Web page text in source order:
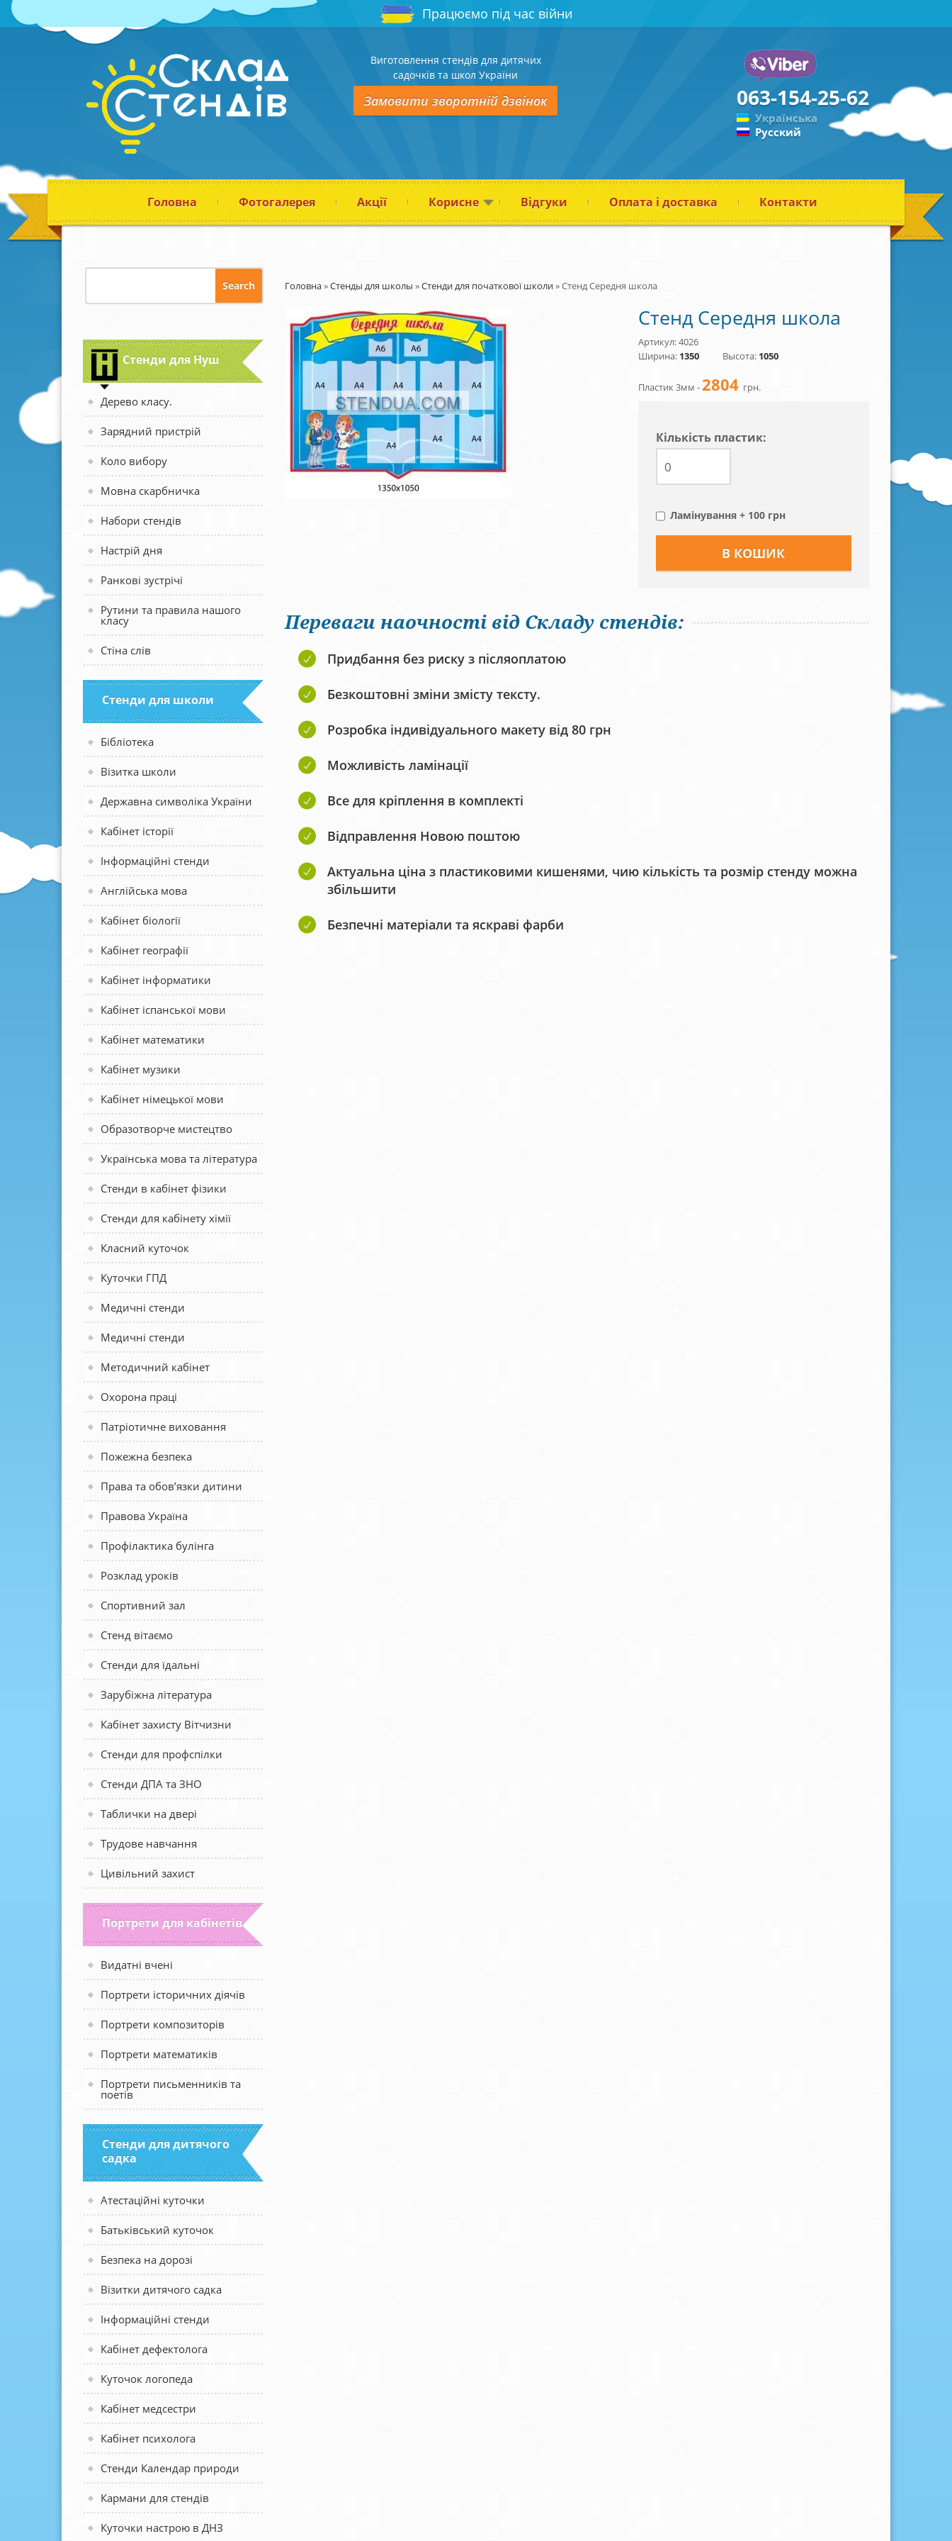
Працюємо під час війни
Виготовлення стендів для дитячих
садочків та школ України
Замовити зворотній дзвінок 063-154-25-62
Українська
Русский
Головна Фотогалерея Акції Корисне Відгуки Оплата і доставка Контакти
Стенди для Нуш
Дерево класу.
Зарядний пристрій
Коло вибору
Мовна скарбничка
Набори стендів
Настрій дня
Ранкові зустрічі
Рутини та правила нашого
класу
Стіна слів
Стенди для школи
Бібліотека
Візитка школи
Державна символіка України
Кабінет історії
Інформаційні стенди
Англійська мова
Кабінет біології
Кабінет географії
Кабінет інформатики
Кабінет іспанської мови
Кабінет математики
Кабінет музики
Кабінет німецької мови
Образотворче мистецтво
Українська мова та література
Стенди в кабінет фізики
Стенди для кабінету хімії
Класний куточок
Куточки ГПД
Медичні стенди
Медичні стенди
Методичний кабінет
Охорона праці
Патріотичне виховання
Пожежна безпека
Права та обов’язки дитини
Правова Україна
Профілактика булінга
Розклад уроків
Спортивний зал
Стенд вітаємо
Стенди для їдальні
Зарубіжна література
Кабінет захисту Вітчизни
Стенди для профспілки
Стенди ДПА та ЗНО
Таблички на двері
Трудове навчання
Цивільний захист
Портрети для кабінетів
Видатні вчені
Портрети історичних діячів
Портрети композиторів
Портрети математиків
Портрети письменників та
поетів
Стенди для дитячого
садка
Атестаційні куточки
Батьківський куточок
Безпека на дорозі
Візитки дитячого садка
Інформаційні стенди
Кабінет дефектолога
Куточок логопеда
Кабінет медсестри
Кабінет психолога
Стенди Календар природи
Кармани для стендів
Куточки настрою в ДНЗ
Головна»Стенды для школы »Стенди для початкової школи»Стенд Середня школа
Стенд Середня школа
Артикул: 4026
Ширина: 1350 Высота: 1050
Пластик 3мм -2804 грн.
Кiлькiсть пластик:
Ламінування + 100 грн
Переваги наочності від Складу стендів:
Придбання без риску з післяоплатою
Безкоштовні зміни змісту тексту.
Розробка індивідуального макету від 80 грн
Можливість ламінації
Все для кріплення в комплекті
Відправлення Новою поштою
Актуальна ціна з пластиковими кишенями, чию кількість та розмір стенду можна
збільшити
Безпечні матеріали та яскраві фарби